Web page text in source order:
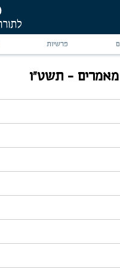
פרשיות
מאמרים - תשט"ו